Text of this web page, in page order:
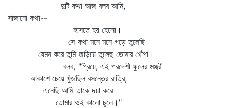
দুটি কথা আজ বলব আমি,
সাজানো কথা--
হাসতে হয় হেসো।
সে কথা মনে মনে গড়ে তুলেছি
যেমন করে তুমি জড়িয়ে তুলেছ তোমার খোঁপা।
বলব, "প্রিয়ে, এই পরদেশী ফুলের মঞ্জরী
আকাশে চেয়ে খুঁজছিল বসন্তের রাত্রি,
এনেছি আমি তাকে দয়া করে
তোমার ওই কালো চুলে।"